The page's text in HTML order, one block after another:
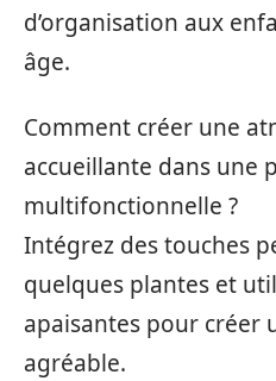
d’organisation aux
âge.
Comment créer une
accueillante dans une
multifonctionnelle ?
Intégrez des touches
quelques plantes et
apaisantes pour créer
agréable.